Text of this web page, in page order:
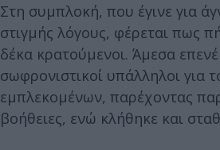
Στη συμπλοκή, που έγινε για
στιγμής λόγους, φέρεται πως
δέκα κρατούμενοι. Άμεσα
σωφρονιστικοί υπάλληλοι για
εμπλεκομένων, παρέχοντας
βοήθειες, ενώ κλήθηκε και